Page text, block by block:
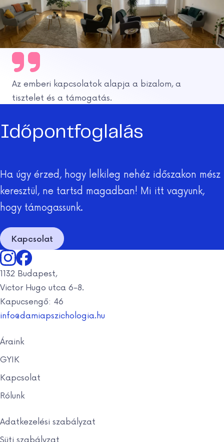
Az emberi kapcsolatok alapja a bizalom, a
tisztelet és a támogatás.
Időpontfoglalás
Ha úgy érzed, hogy lelkileg nehéz időszakon mész
keresztül, ne tartsd magadban! Mi itt vagyunk,
hogy támogassunk.
Kapcsolat
1132 Budapest,
Victor Hugo utca 6-8.
Kapucsengő: 46
info@damiapszichologia.hu
Áraink
GYIK
Kapcsolat
Rólunk
Adatkezelési szabályzat
Süti szabályzat